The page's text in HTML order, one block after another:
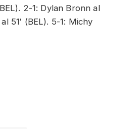
2-1: Dylan Bronn al
51′ (BEL). 5-1: Michy